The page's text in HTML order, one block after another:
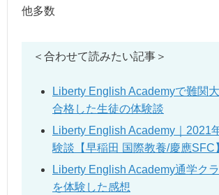
他多数
＜合わせて読みたい記事＞
Liberty English Academyで難関
合格した生徒の体験談
Liberty English Academy｜2021
験談【早稲田 国際教養/慶應SFC
Liberty English Academy通学ク
を体験した感想